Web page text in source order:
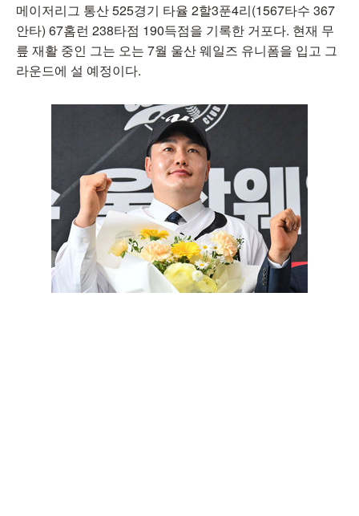
메이저리그 통산 525경기 타율 2할3푼4리(1567타수 367
안타) 67홈런 238타점 190득점을 기록한 거포다. 현재 무
릎 재활 중인 그는 오는 7월 울산 웨일즈 유니폼을 입고 그
라운드에 설 예정이다.